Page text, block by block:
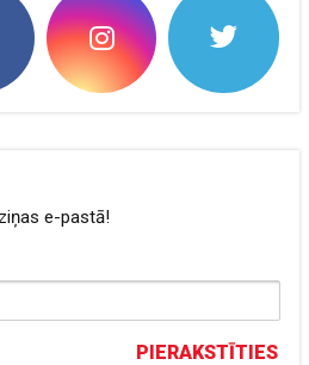
e-pastā!
PIERAKSTĪTIES